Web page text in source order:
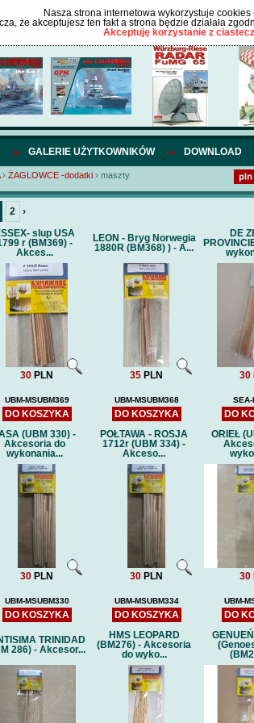
Nasza strona internetowa wykorzystuje cookies
że akceptujesz ten fakt a strona będzie działała
Akceptuję korzystanie z
GALERIE UŻYTKOWNIKÓW DOWNLOAD
› ŻAGLOWCE -dodatki › maszty
2
›
slup USA
r (BM369) -
Akces...
30 PLN
UBM-MSUBM369
DO KOSZYKA
LEON - Bryg Norwegia
1880R (BM368) ) - A...
35 PLN
UBM-MSUBM368
DO KOSZYKA
DE
30
SEA-
DO
(UBM 330) -
Akcesoria do
wykonania...
30 PLN
UBM-MSUBM330
DO KOSZYKA
POŁTAWA - ROSJA
1712r (UBM 334) -
Akceso...
30 PLN
UBM-MSUBM334
DO KOSZYKA
ORIEŁ
30
UBM-
DO
TRINIDAD
286) - Akcesor...
HMS LEOPARD
(BM276) - Akcesoria
do wyko...
HETMAN IWAN
(DOM BUMAGI) -